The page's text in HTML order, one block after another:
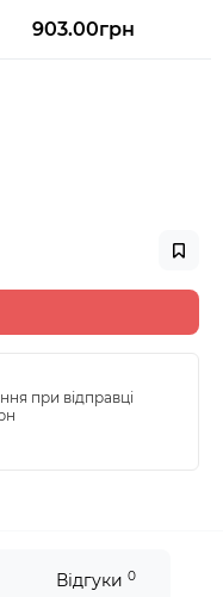
903.00грн
при відправці
Відгуки 0